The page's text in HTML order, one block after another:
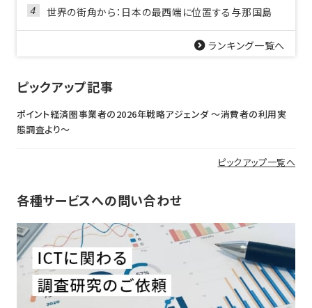
世界の街角から：日本の最西端に位置する与那国島
ランキング一覧へ
ピックアップ記事
ポイント経済圏事業者の2026年戦略アジェンダ 〜消費者の利用実
態調査より〜
ピックアップ一覧へ
各種サービスへの問い合わせ